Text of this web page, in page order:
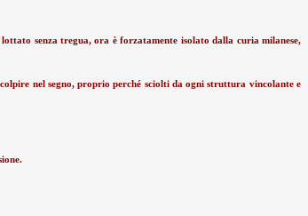
senza tregua, ora è forzatamente isolato dalla curia milanese,
nel segno, proprio perché sciolti da ogni struttura vincolante e